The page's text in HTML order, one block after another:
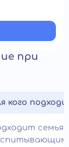
при
кого